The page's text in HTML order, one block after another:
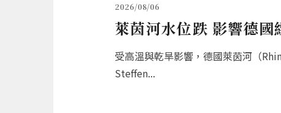
2026/08/06
萊茵河水位跌 影響德國
受高溫與乾旱影響，德國萊茵河（
Steffen...